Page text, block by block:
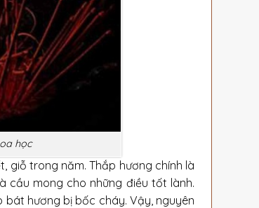
học
giỗ trong năm. Thắp hương chính là
cầu mong cho những điều tốt lành.
hương bị bốc cháy. Vậy, nguyên